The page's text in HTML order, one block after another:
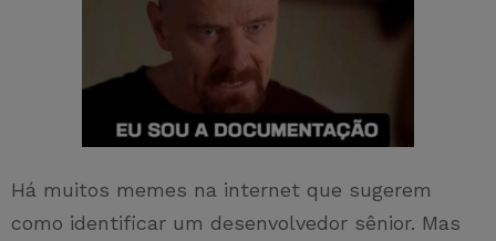
Há muitos memes na internet que sugerem
como identificar um desenvolvedor sênior. Mas